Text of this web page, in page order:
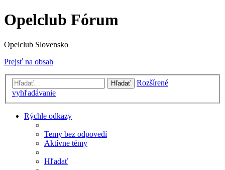
Opelclub Fórum
Opelclub Slovensko
Prejsť na obsah
Hľadať
Rozšírené
vyhľadávanie
Rýchle odkazy
Temy bez odpovedí
Aktívne témy
Hľadať